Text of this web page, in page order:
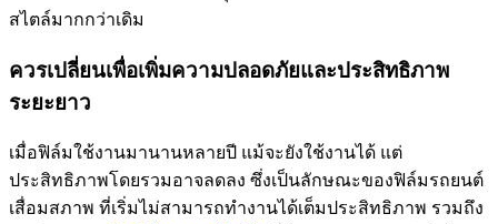
สไตล์มากกว่าเดิม
ควรเปลี่ยนเพื่อเพิ่มความปลอดภัยและประสิทธิภาพ
ระยะยาว
เมื่อฟิล์มใช้งานมานานหลายปี แม้จะยังใช้งานได้ แต่
ประสิทธิภาพโดยรวมอาจลดลง ซึ่งเป็นลักษณะของฟิล์มรถยนต์
เสื่อมสภาพ ที่เริ่มไม่สามารถทำงานได้เต็มประสิทธิภาพ รวมถึง